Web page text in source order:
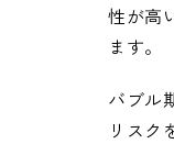
性が高
ます。
バブル
リスク